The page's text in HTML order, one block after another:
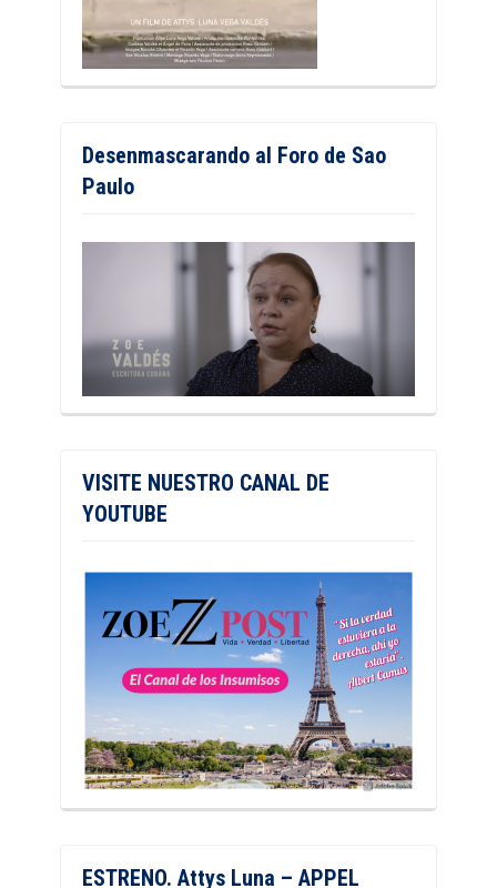
Desenmascarando al Foro de Sao
Paulo
VISITE NUESTRO CANAL DE
YOUTUBE
ESTRENO. Attys Luna – APPEL